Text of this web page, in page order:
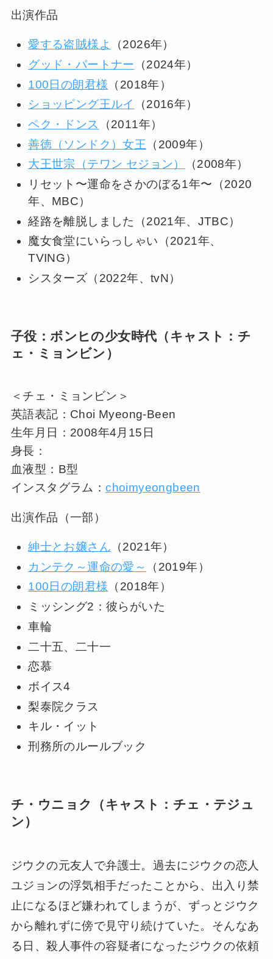
出演作品
愛する盗賊様よ
（2026年）
グッド・パートナー （2024年）
100日の朗君様 （2018年）
ショッピング王ルイ
（2016年）
ペク・ドンス
（2011年）
善徳（ソンドク）女王 （2009年）
大王世宗（テワン セジョン）
（2008年）
リセット〜運命をさかのぼる1年〜（2020
年、MBC）
経路を離脱しました（2021年、JTBC）
魔女食堂にいらっしゃい（2021年、
TVING）
シスターズ（2022年、tvN）
子役：ボンヒの少女時代（キャスト：チ
ェ・ミョンビン）
＜チェ・ミョンビン＞
英語表記：Choi Myeong-Been
生年月日：2008年4月15日
身長：
血液型：B型
インスタグラム：choimyeongbeen
出演作品（一部）
紳士とお嬢さん （2021年）
カンテク～運命の愛～
（2019年）
100日の朗君様 （2018年）
ミッシング2：彼らがいた
車輪
二十五、二十一
恋慕
ボイス4
梨泰院クラス
キル・イット
刑務所のルールブック
チ・ウニョク（キャスト：チェ・テジュ
ン）
ジウクの元友人で弁護士。過去にジウクの恋人
ユジョンの浮気相手だったことから、出入り禁
止になるほど嫌われてしまうが、ずっとジウク
から離れずに傍で見守り続けていた。そんなあ
る日、殺人事件の容疑者になったジウクの依頼